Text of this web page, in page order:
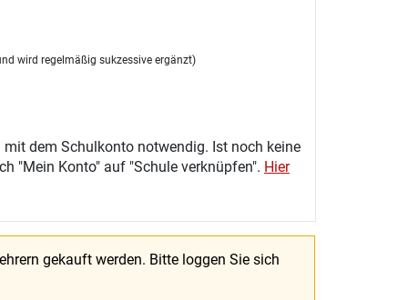
wird regelmäßig sukzessive ergänzt)
dem Schulkonto notwendig. Ist noch keine
"Mein Konto" auf "Schule verknüpfen". Hier
gekauft werden. Bitte loggen Sie sich